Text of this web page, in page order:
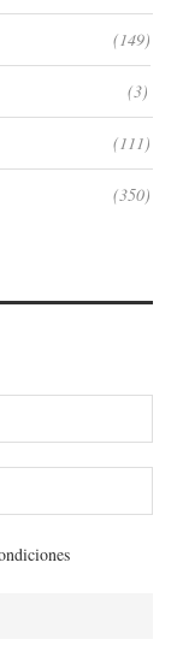
(149)
(3)
(111)
(350)